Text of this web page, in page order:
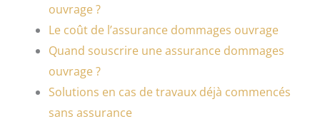
ouvrage ?
Le coût de l’assurance dommages ouvrage
Quand souscrire une assurance dommages
ouvrage ?
Solutions en cas de travaux déjà commencés
sans assurance